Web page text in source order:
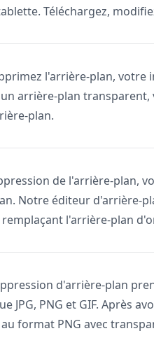
Téléchargez,
l'arrière-plan, votre
un arrière-plan
plan.
de l'arrière-plan,
Notre éditeur d'arrière-
l'arrière-plan
d'arrière-plan
JPG, PNG et GIF. Après
format PNG avec